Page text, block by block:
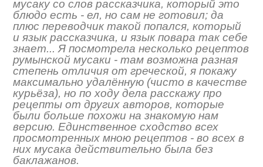
мусаку со слов рассказчика, который это
блюдо есть - ел, но сам не готовил; да
плюс переводчик такой попался, который
и язык рассказчика, и язык повара так себе
знает... Я посмотрела несколько рецептов
румынской мусаки - там возможна разная
степень отличия от греческой, я покажу
максимально удалённую (чисто в качестве
курьёза), но по ходу дела расскажу про
рецепты от других авторов, которые
были больше похожи на знакомую нам
версию. Единственное сходство всех
просмотренных мною рецептов - во всех в
них мусака действительно была без
баклажанов.